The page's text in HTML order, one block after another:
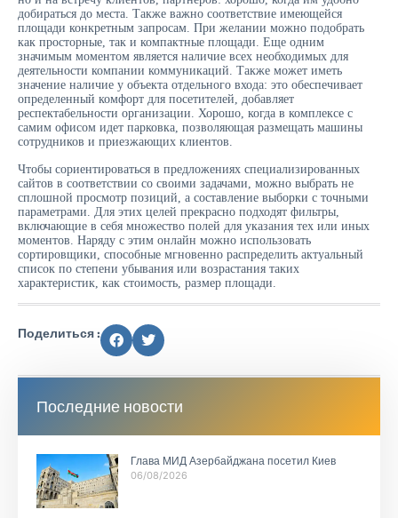
добираться до места. Также важно соответствие имеющейся
площади конкретным запросам. При желании можно подобрать
как просторные, так и компактные площади. Еще одним
значимым моментом является наличие всех необходимых для
деятельности компании коммуникаций. Также может иметь
значение наличие у объекта отдельного входа: это обеспечивает
определенный комфорт для посетителей, добавляет
респектабельности организации. Хорошо, когда в комплексе с
самим офисом идет парковка, позволяющая размещать машины
сотрудников и приезжающих клиентов.
Чтобы сориентироваться в предложениях специализированных
сайтов в соответствии со своими задачами, можно выбрать не
сплошной просмотр позиций, а составление выборки с точными
параметрами. Для этих целей прекрасно подходят фильтры,
включающие в себя множество полей для указания тех или иных
моментов. Наряду с этим онлайн можно использовать
сортировщики, способные мгновенно распределить актуальный
список по степени убывания или возрастания таких
характеристик, как стоимость, размер площади.
Поделиться :
Последние новости
Глава МИД Азербайджана посетил Киев
06/08/2026